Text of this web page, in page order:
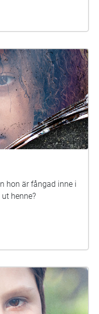
hon är fångad inne i
henne?